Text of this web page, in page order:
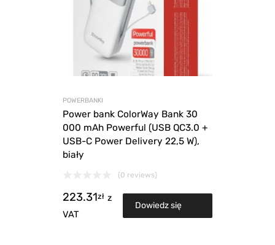
POWERBANKI
Power bank ColorWay Bank 30
000 mAh Powerful (USB QC3.0 +
USB-C Power Delivery 22,5 W),
biały
(0 reviews)
223.31zł z
VAT
Dowiedz się